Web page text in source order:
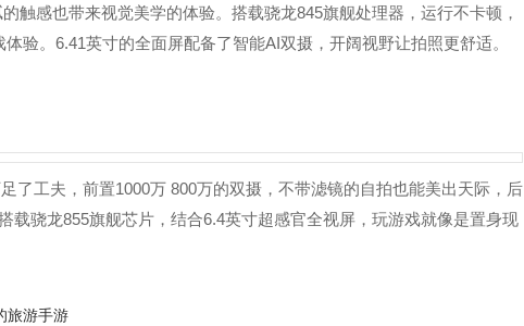
触感也带来视觉美学的体验。搭载骁龙845旗舰处理器，运行不卡顿，
验。6.41英寸的全面屏配备了智能AI双摄，开阔视野让拍照更舒适。
了工夫，前置1000万 800万的双摄，不带滤镜的自拍也能美出天际，后
载骁龙855旗舰芯片，结合6.4英寸超感官全视屏，玩游戏就像是置身现
旅游手游